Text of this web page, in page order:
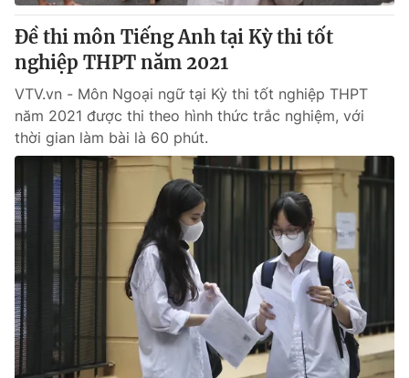
Đề thi môn Tiếng Anh tại Kỳ thi tốt
nghiệp THPT năm 2021
VTV.vn - Môn Ngoại ngữ tại Kỳ thi tốt nghiệp THPT
năm 2021 được thi theo hình thức trắc nghiệm, với
thời gian làm bài là 60 phút.